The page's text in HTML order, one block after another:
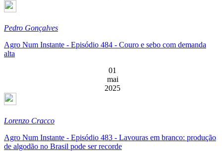
Pedro Gonçalves
Agro Num Instante - Episódio 484 - Couro e sebo com demanda
alta
01
mai
2025
Lorenzo Cracco
Agro Num Instante - Episódio 483 - Lavouras em branco: produção
de algodão no Brasil pode ser recorde